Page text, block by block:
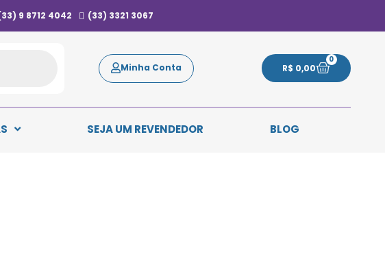
9 8712 4042 (33) 3321 3067
Minha Conta R$ 0,00
0
SEJA UM REVENDEDOR BLOG